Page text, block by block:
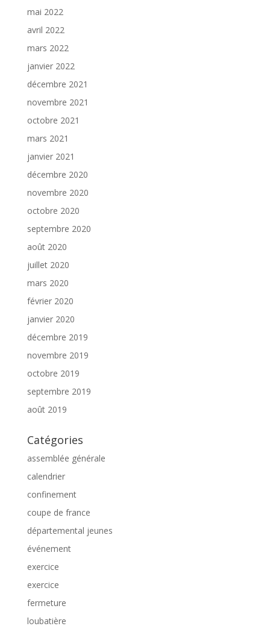
mai 2022
avril 2022
mars 2022
janvier 2022
décembre 2021
novembre 2021
octobre 2021
mars 2021
janvier 2021
décembre 2020
novembre 2020
octobre 2020
septembre 2020
août 2020
juillet 2020
mars 2020
février 2020
janvier 2020
décembre 2019
novembre 2019
octobre 2019
septembre 2019
août 2019
Catégories
assemblée générale
calendrier
confinement
coupe de france
départemental jeunes
événement
exercice
exercice
fermeture
loubatière